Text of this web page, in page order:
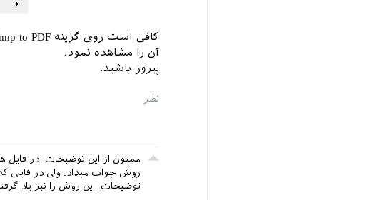
آن را مشاهده نمود.
پیروز باشید.
ممنون از این توضیحات. در
روش جواب میداد. ولی در فایلی
توضیحات. این روش را نیز یاد